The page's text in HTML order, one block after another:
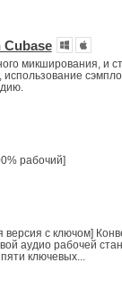
Cubase
микширования, и
рабочий]
с ключом]
аудио рабочей
ключевых...